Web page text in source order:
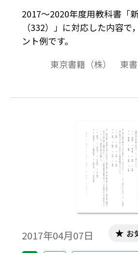
2017～2020年度用教科書「
（332）」に対応した内容で
ント例です。
東京書籍（株） 東
2017年04月07日 お